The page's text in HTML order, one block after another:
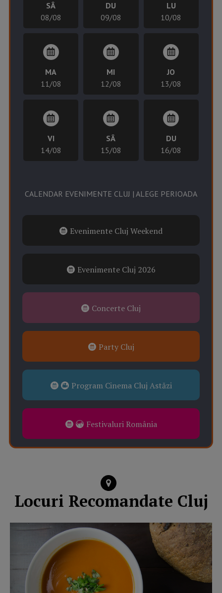
SÂ
08/08
DU
09/08
LU
10/08
MA
11/08
MI
12/08
JO
13/08
VI
14/08
SÂ
15/08
DU
16/08
CALENDAR EVENIMENTE CLUJ | ALEGE PERIOADA
Evenimente Cluj Weekend
Evenimente Cluj 2026
Concerte Cluj
Party Cluj
Program Cinema Cluj Astăzi
Festivaluri România
Locuri Recomandate Cluj